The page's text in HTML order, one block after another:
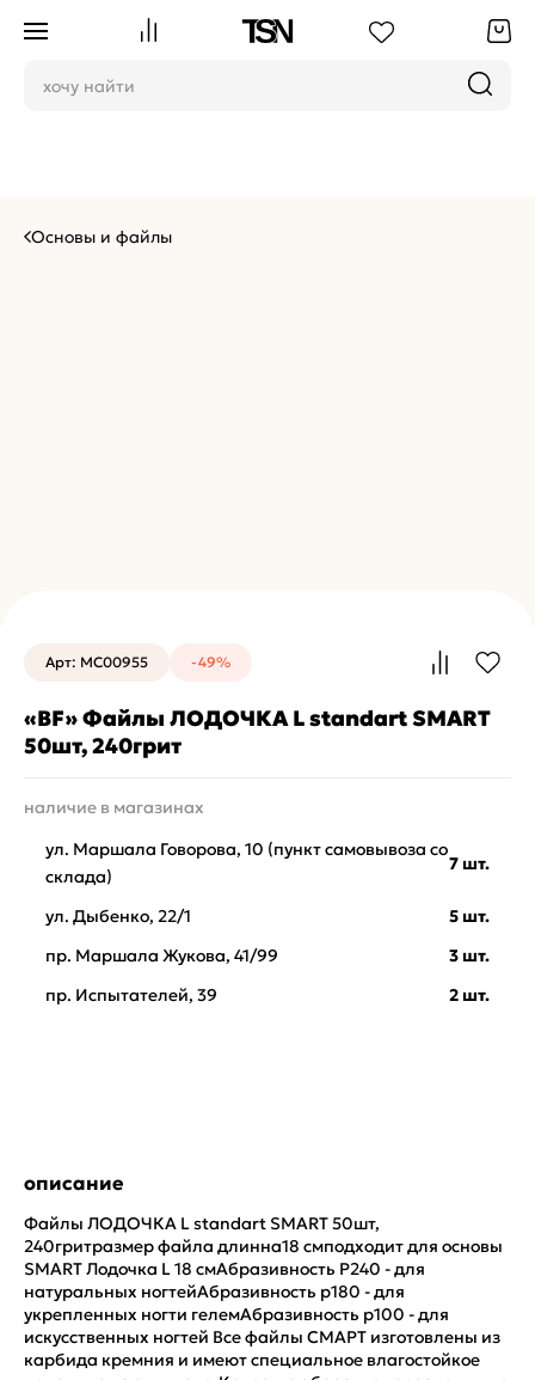
Основы и файлы
Арт: MC00955 -49%
«BF» Файлы ЛОДОЧКА L standart SMART
50шт, 240грит
наличие в магазинах
ул. Маршала Говорова, 10 (пункт самовывоза со
склада)
7 шт.
ул. Дыбенко, 22/1
5 шт.
пр. Маршала Жукова, 41/99
3 шт.
пр. Испытателей, 39
2 шт.
описание
Файлы ЛОДОЧКА L standart SMART 50шт,
240гритразмер файла длинна18 смподходит для основы
SMART Лодочка L 18 смАбразивность Р240 - для
натуральных ногтейАбразивность р180 - для
укрепленных ногти гелемAбразивность р100 - для
искусственных ногтей Все файлы СМАРТ изготовлены из
карбида кремния и имеют специальное влагостойкое